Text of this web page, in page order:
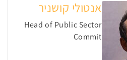
אנטולי קושניר
Head of Public Sector
Commit